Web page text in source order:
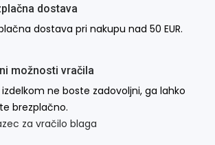
dostava
dostava pri nakupu nad 50 EUR.
možnosti vračila
izdelkom ne boste zadovoljni, ga lahko
brezplačno.
za vračilo blaga